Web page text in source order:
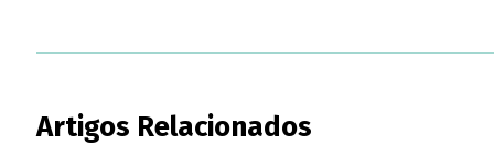
Artigos Relacionados